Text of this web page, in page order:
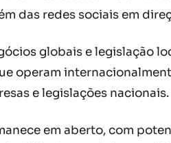
das redes sociais em
globais e legislação
operam
e legislações nacionais.
em aberto, com